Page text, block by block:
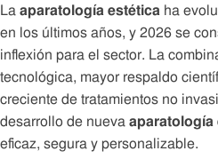
Laaparatología estética ha
en los últimos años, y 2026 se
inflexión para el sector. La
tecnológica, mayor respaldo
creciente de tratamientos no
desarrollo de nuevaaparatología
eficaz, segura y personalizable.